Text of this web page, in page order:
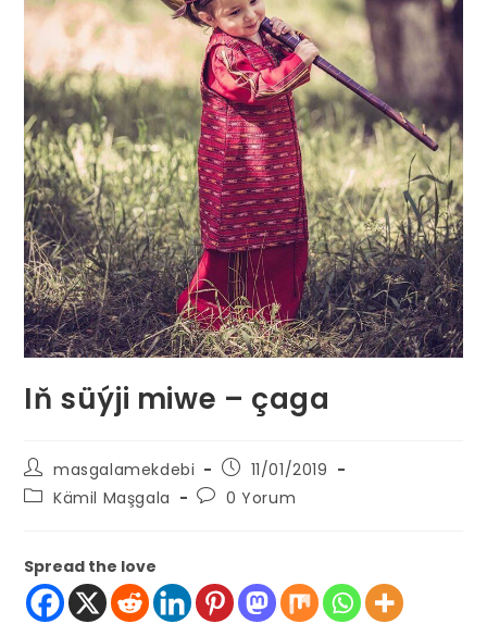
Iň süýji miwe – çaga
Post
author:
masgalamekdebi
Post
published:
11/01/2019
PostKämil Maşgala
Post0 Yorum
Spread the love